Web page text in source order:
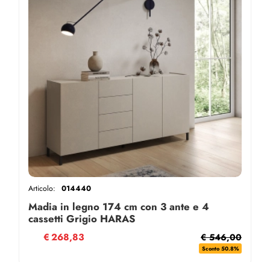
Madia in legno 174 cm con 3 ante e 4
cassetti Grigio HARAS
Articolo: 014440
€ 546,00
Sconto 50.8%
€268,83